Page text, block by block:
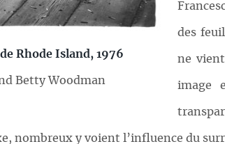
Rhode Island, 1976
Betty Woodman
des
ne
image
nombreux y voient l’influence du